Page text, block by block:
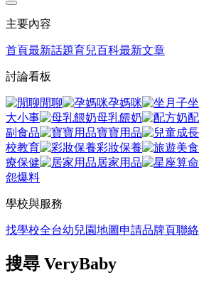
主要內容
首頁最新話題育兒百科最新文章
討論看板
閒聊 孕媽咪
大小事
母乳餵奶
副食品
寶寶用品
校教育
彩妝保養
療保健
居家用品
怨爆料
學校與服務
找學校全台幼兒園地圖 申請品牌頁聯
搜尋 VeryBaby